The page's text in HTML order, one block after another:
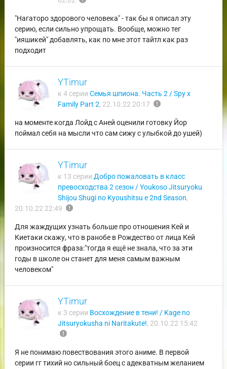
"Нагаторо здорового человека" - так бы я описал эту
серию, если сильно упрощать. Вообще, можно тег
"ияшикей" добавлять, как по мне этот тайтл как раз
подходит
YTimur
к 4 серии Семья шпиона. Часть 2 / Spy x
Family Part 2, 22.10.22 20:17 report
на моменте когда Лойд с Аней оценили готовку Йор
поймал себя на мысли что сам сижу с улыбкой до ушей)
YTimur
к 13 серии Добро пожаловать в класс
превосходства 2 сезон / Youkoso Jitsuryoku
Shijou Shugi no Kyoushitsu e 2nd Season,
20.10.22 22:49 report
Для жаждущих узнать больше про отношения Кей и
Киетаки скажу, что в ранобе в Рождество от лица Кей
произносится фраза:"тогда я ещё не знала, что за эти
годы в школе он станет для меня самым важным
человеком"
YTimur
к 3 серии Восхождение в тени! / Kage no
Jitsuryokusha ni Naritakute!, 20.10.22 15:42
report
Я не понимаю повествования этого аниме. В первой
серии гг тихий но сильный боец с адекватным желанием